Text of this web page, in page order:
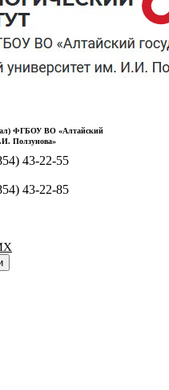
ФГБОУ ВО «Алтайский
Ползунова»
43-22-55
43-22-85